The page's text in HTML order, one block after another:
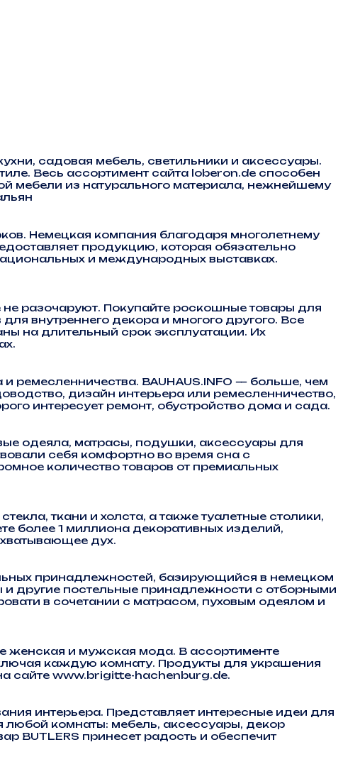
садовая мебель, светильники и аксессуары.
Весь ассортимент сайта loberon.de способен
мебели из натурального материала, нежнейшему
Немецкая компания благодаря многолетнему
продукцию, которая обязательно
и международных выставках.
разочаруют. Покупайте роскошные товары для
внутреннего декора и многого другого. Все
на длительный срок эксплуатации. Их
ремесленничества. BAUHAUS.INFO — больше, чем
дизайн интерьера или ремесленничество,
интересует ремонт, обустройство дома и сада.
одеяла, матрасы, подушки, аксессуары для
себя комфортно во время сна с
количество товаров от премиальных
ткани и холста, а также туалетные столики,
более 1 миллиона декоративных изделий,
дух.
принадлежностей, базирующийся в немецком
другие постельные принадлежности с отборными
в сочетании с матрасом, пуховым одеялом и
женская и мужская мода. В ассортименте
каждую комнату. Продукты для украшения
сайте www.brigitte-hachenburg.de.
интерьера. Представляет интересные идеи для
любой комнаты: мебель, аксессуары, декор
BUTLERS принесет радость и обеспечит